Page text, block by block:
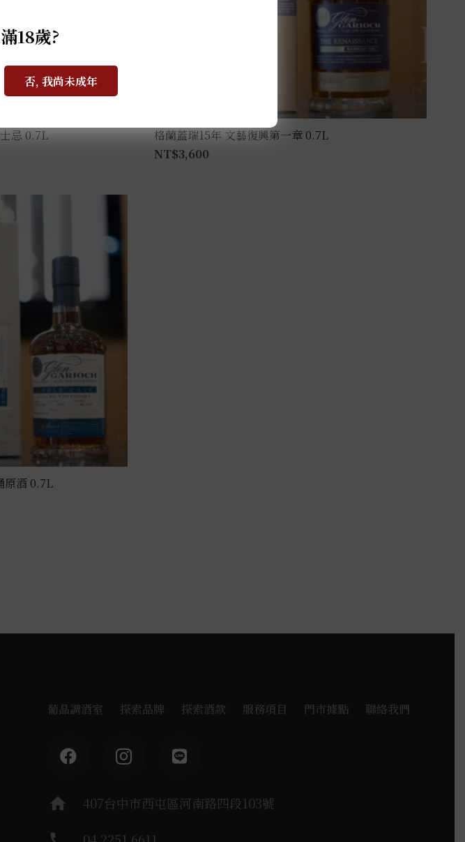
忌 0.7L
格蘭蓋瑞15年 文藝復興第一章 0.7L
NT$3,600
原酒 0.7L
葡晶調酒室 探索品牌 探索酒款 服務項目 門市據點 聯絡我們
home 407台中市西屯區河南路四段103號
18歲?
否, 我尚未成年